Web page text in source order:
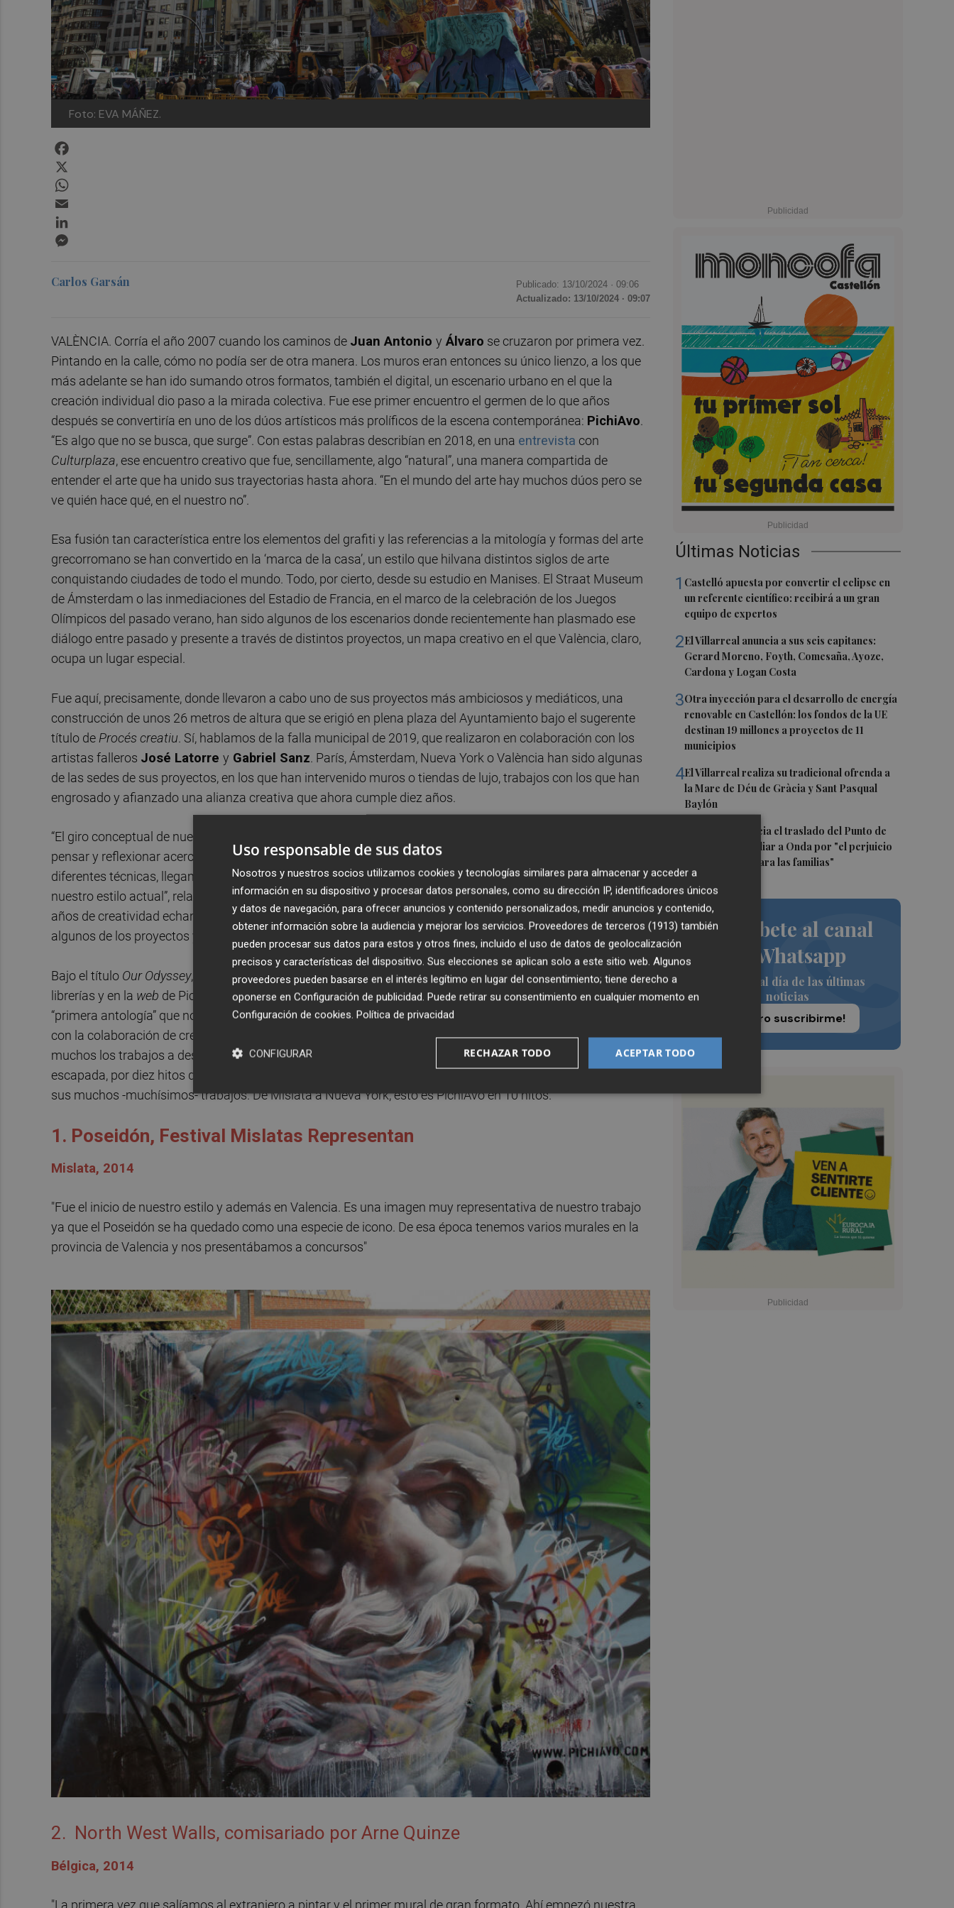
Foto: EVA MÁÑEZ.
Últimas Noticias
1 Castelló apuesta por convertir el eclipse en
un referente científico: recibirá a un gran
equipo de expertos
2El Villarreal anuncia a sus seis capitanes:
Gerard Moreno, Foyth, Comesaña, Ayoze,
Cardona y Logan Costa
3Otra inyección para el desarrollo de energía
renovable en Castellón: los fondos de la UE
destinan 19 millones a proyectos de 11
municipios
4El Villarreal realiza su tradicional ofrenda a
la Mare de Déu de Gràcia y Sant Pasqual
Baylón
Vila-real denuncia el traslado del Punto de
Encuentro Familiar a Onda por "el perjuicio
que supondrá para las familias"
Suscríbete al canal
de Whatsapp
Siempre al día de las últimas
noticias
¡Quiero suscribirme!
Carlos Garsán Publicado: 13/10/2024 · 09:06
Actualizado: 13/10/2024 · 09:07
VALÈNCIA. Corría el año 2007 cuando los caminos de Juan Antonio y Álvaro se cruzaron por primera vez.
Pintando en la calle, cómo no podía ser de otra manera. Los muros eran entonces su único lienzo, a los que
más adelante se han ido sumando otros formatos, también el digital, un escenario urbano en el que la
creación individual dio paso a la mirada colectiva. Fue ese primer encuentro el germen de lo que años
después se convertiría en uno de los dúos artísticos más prolíficos de la escena contemporánea: PichiAvo.
“Es algo que no se busca, que surge”. Con estas palabras describían en 2018, en una entrevista con
Culturplaza, ese encuentro creativo que fue, sencillamente, algo “natural”, una manera compartida de
entender el arte que ha unido sus trayectorias hasta ahora. “En el mundo del arte hay muchos dúos pero se
ve quién hace qué, en el nuestro no”.
Esa fusión tan característica entre los elementos del grafiti y las referencias a la mitología y formas del arte
grecorromano se han convertido en la ‘marca de la casa’, un estilo que hilvana distintos siglos de arte
conquistando ciudades de todo el mundo. Todo, por cierto, desde su estudio en Manises. El Straat Museum
de Ámsterdam o las inmediaciones del Estadio de Francia, en el marco de la celebración de los Juegos
Olímpicos del pasado verano, han sido algunos de los escenarios donde recientemente han plasmado ese
diálogo entre pasado y presente a través de distintos proyectos, un mapa creativo en el que València, claro,
ocupa un lugar especial.
Fue aquí, precisamente, donde llevaron a cabo uno de sus proyectos más ambiciosos y mediáticos, una
construcción de unos 26 metros de altura que se erigió en plena plaza del Ayuntamiento bajo el sugerente
título de Procés creatiu. Sí, hablamos de la falla municipal de 2019, que realizaron en colaboración con los
artistas falleros José Latorre y Gabriel Sanz. París, Ámsterdam, Nueva York o València han sido algunas
de las sedes de sus proyectos, en los que han intervenido muros o tiendas de lujo, trabajos con los que han
engrosado y afianzado una alianza creativa que ahora cumple diez años.
“El giro conceptual de nuestra obra llega en 2014, cuando nos consideramos personas y artistas. Decidimos
pensar y reflexionar acerca de lo que estábamos haciendo y, tras años experimentando, y jugando con
diferentes técnicas, llegamos a la conclusión de expresar lo que éramos en vez de pintar por pintar, de ahí
nuestro estilo actual”, relatan. Una década después de este punto de inflexión, PichiAvo celebra estos diez
años de creatividad echando la vista atrás con la publicación de un libro en el que hacen un repaso por
algunos de los proyectos y momentos clave de su trayectoria.
Bajo el título Our Odyssey, un guiño al clásico de Homero, el dúo hace con este volumen -ya disponible en
librerías y en la web de PichiAvo- un viaje por algunos de los proyectos que han marcado su trayectoria, una
“primera antología” que nos lleva a distintos países de Europa y Norteamérica, principalmente, y que cuenta
con la colaboración de creadores como
Pedro Ochando, entre otros. Aunque son
muchos los trabajos a desgranar, desdeCulturplaza
proponemos al dúo un viaje un poco más breve, una
escapada, por diez hitos de su carrera, un listado en el que desvelan por qué fueron importantes algunos de
sus muchos -muchísimos- trabajos. De Mislata a Nueva York, esto es PichiAvo en 10 hitos.
1. Poseidón, Festival Mislatas Representan
Mislata, 2014
"Fue el inicio de nuestro estilo y además en Valencia. Es una imagen muy representativa de nuestro trabajo
ya que el Poseidón se ha quedado como una especie de icono. De esa época tenemos varios murales en la
provincia de Valencia y nos presentábamos a concursos"
2. North West Walls, comisariado por Arne Quinze
Bélgica, 2014
Uso responsable de sus datos
Nosotros y nuestros socios utilizamos cookies y tecnologías similares para almacenar y acceder a
información en su dispositivo y procesar datos personales, como su dirección IP, identificadores únicos
y datos de navegación, para ofrecer anuncios y contenido personalizados, medir anuncios y contenido,
obtener información sobre la audiencia y mejorar los servicios. Proveedores de terceros (1913) también
pueden procesar sus datos para estos y otros fines, incluido el uso de datos de geolocalización
precisos y características del dispositivo. Sus elecciones se aplican solo a este sitio web. Algunos
proveedores pueden basarse en el interés legítimo en lugar del consentimiento; tiene derecho a
oponerse en Configuración de publicidad. Puede retirar su consentimiento en cualquier momento en
Configuración de cookies. Política de privacidad
ACEPTAR TODO
RECHAZAR TODO
CONFIGURAR